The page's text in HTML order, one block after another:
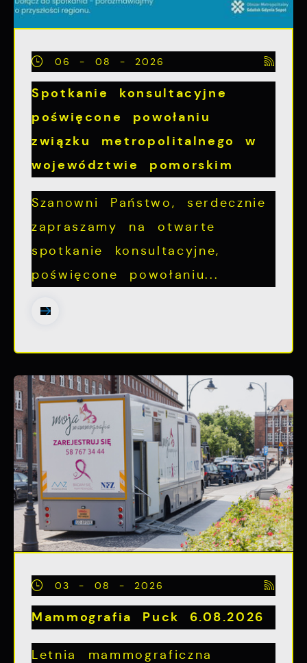
06 - 08 - 2026
Spotkanie konsultacyjne
poświęcone powołaniu
związku metropolitalnego w
województwie pomorskim
Szanowni Państwo, serdecznie
zapraszamy na otwarte
spotkanie konsultacyjne,
poświęcone powołaniu...
03 - 08 - 2026
Mammografia Puck 6.08.2026
Letnia mammograficzna